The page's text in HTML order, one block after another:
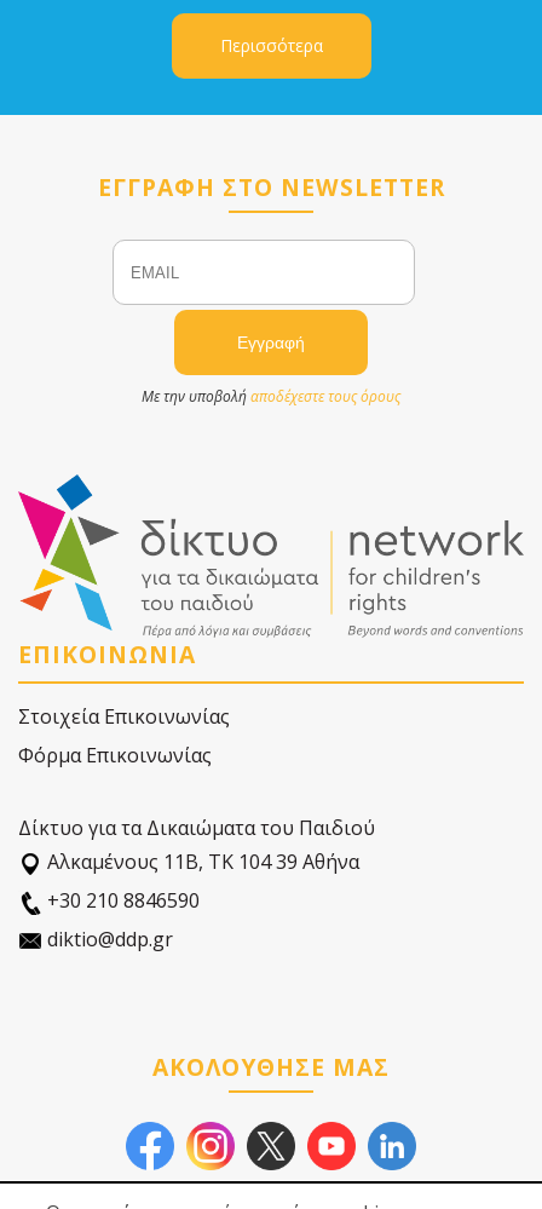
Περισσότερα
ΕΓΓΡΑΦΗ ΣΤΟ NEWSLETTER
Email
Με την υποβολήαποδέχεστε τους όρους
ΕΠΙΚΟΙΝΩΝΙΑ
Στοιχεία Επικοινωνίας
Φόρμα Επικοινωνίας
Δίκτυο για τα Δικαιώματα του Παιδιού
Αλκαµένους 11Β, ΤΚ 104 39 Αθήνα
+30 210 8846590
diktio@ddp.gr
ΑΚΟΛΟΥΘΗΣΕ ΜΑΣ